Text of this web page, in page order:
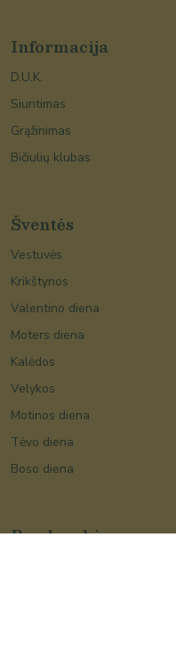
Informacija
D.U.K.
Siuntimas
Grąžinimas
Bičiulių klubas
Šventės
Vestuvės
Krikštynos
Valentino diena
Moters diena
Kalėdos
Velykos
Motinos diena
Tėvo diena
Boso diena
Bendraukime